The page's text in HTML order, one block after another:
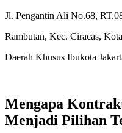
Jl. Pengantin Ali No.68,
Rambutan, Kec. Ciracas,
Daerah Khusus Ibukota
Mengapa
Menjadi Pilihan